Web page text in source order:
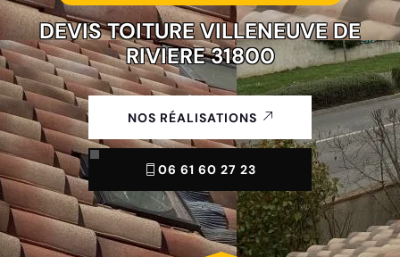
DEVIS TOITURE VILLENEUVE DE
RIVIERE 31800
NOS RÉALISATIONS
06 61 60 27 23